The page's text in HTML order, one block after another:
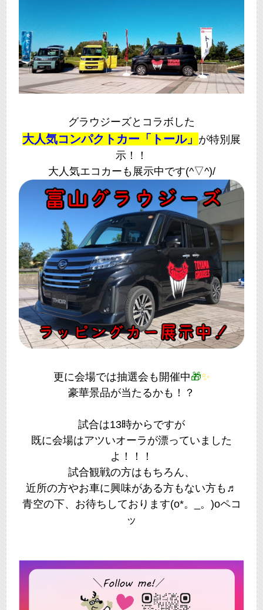
グラウジーズとコラボした
大人気コンパクトカー「トール」 が特別展
示！！
大人気エコカーも展示中です(^▽^)/
更に会場では抽選会も開催中🎁✨
豪華景品が当たるかも！？
試合は13時からですが
既に会場はアツいオーラが漂っていました
よ！！！
試合観戦の方はもちろん、
近所の方やお車に興味がある方もない方も♬
青空の下、お待ちしております(o*。_。)oペコ
ッ